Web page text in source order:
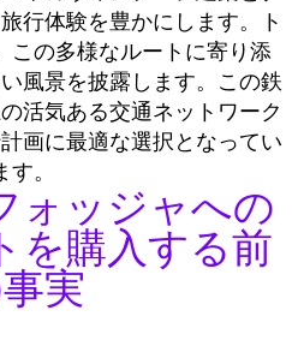
行体験を豊かにします。ト
この多様なルートに寄り添
風景を披露します。この鉄
活気ある交通ネットワーク
画に最適な選択となってい
す。
ォッジャへの
を購入する前
実